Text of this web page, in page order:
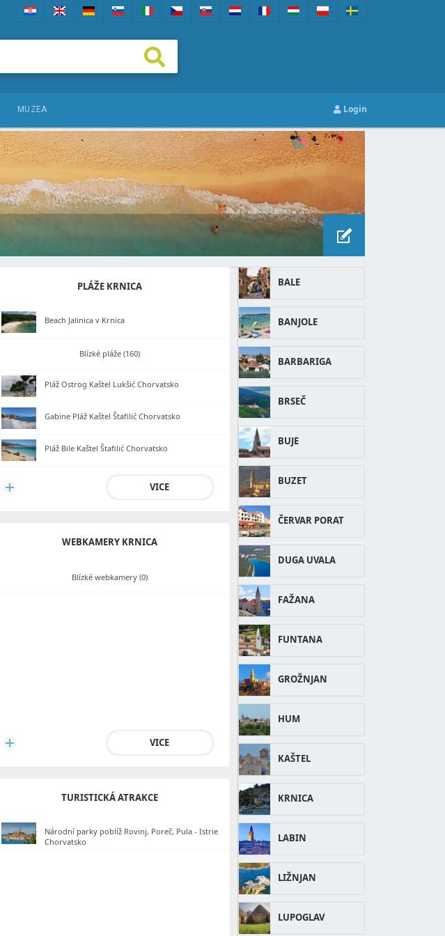
MUZEA Login
PLÁŽE KRNICA
Beach Jalinica v Krnica
Blízké pláže (160)
Pláž Ostrog Kaštel Lukšić Chorvatsko
Gabine Pláž Kaštel Štafilić Chorvatsko
Pláž Bile Kaštel Štafilić Chorvatsko
VICE
WEBKAMERY KRNICA
Blízké webkamery (0)
VICE
TURISTICKÁ ATRAKCE
Národní parky poblíž Rovinj, Poreč, Pula - Istrie
Chorvatsko
BALE
BANJOLE
BARBARIGA
BRSEČ
BUJE
BUZET
ČERVAR PORAT
DUGA UVALA
FAŽANA
FUNTANA
GROŽNJAN
HUM
KAŠTEL
KRNICA
LABIN
LIŽNJAN
LUPOGLAV